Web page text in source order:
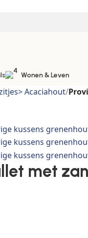
Wonen & Leven
Acaciahout/
met